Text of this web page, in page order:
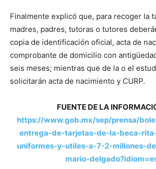
Finalmente explicó que, para recoger la
madres, padres, tutoras o tutores
copia de identificación oficial, acta de
comprobante de domicilio con
seis meses; mientras que de la o el
solicitarán acta de nacimiento y CURP.
FUENTE DE LA
https://www.gob.mx/sep/prensa/
entrega-de-tarjetas-de-la-beca-
uniformes-y-utiles-a-7-2-millones-
mario-